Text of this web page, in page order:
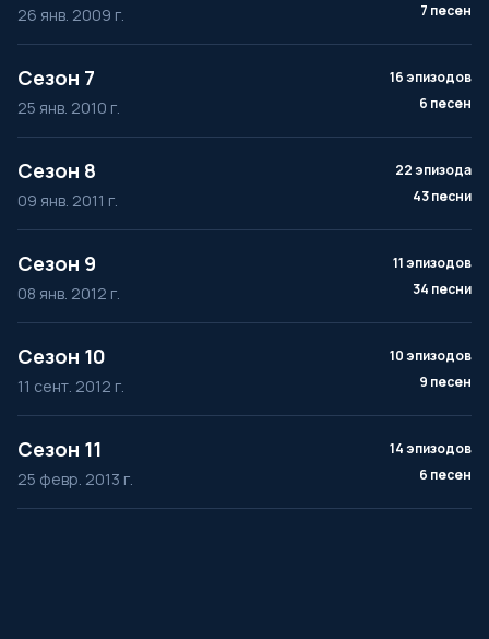
26 янв. 2009 г.
7 песен
Сезон 7
25 янв. 2010 г.
16 эпизодов
6 песен
Сезон 8
09 янв. 2011 г.
22 эпизода
43 песни
Сезон 9
08 янв. 2012 г.
11 эпизодов
34 песни
Сезон 10
11 сент. 2012 г.
10 эпизодов
9 песен
Сезон 11
25 февр. 2013 г.
14 эпизодов
6 песен